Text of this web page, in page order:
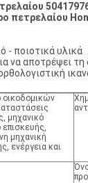
πετρελαίου
- ποιοτικά υλικά
να αποτρέψει τη
οικοδομικών
μηχανικό
επισκευής,
μηχανική
ενέργεια και